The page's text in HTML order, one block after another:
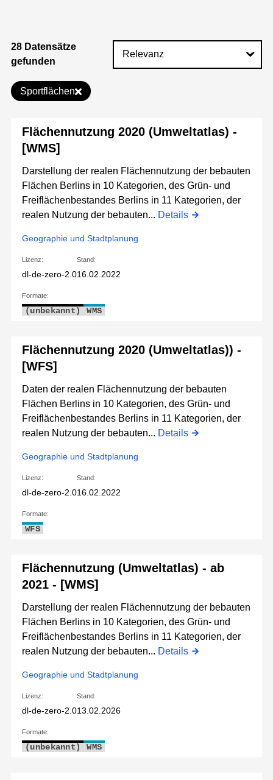
28 Datensätze
gefunden
Sportflächen
Flächennutzung 2020 (Umweltatlas) -
[WMS]
Darstellung der realen Flächennutzung der bebauten
Flächen Berlins in 10 Kategorien, des Grün- und
Freiflächenbestandes Berlins in 11 Kategorien, der
realen Nutzung der bebauten... Details
Geographie und Stadtplanung
Lizenz:
dl-de-zero-2.0
Stand:
16.02.2022
Formate:
(unbekannt) WMS
Flächennutzung 2020 (Umweltatlas)) -
[WFS]
Daten der realen Flächennutzung der bebauten
Flächen Berlins in 10 Kategorien, des Grün- und
Freiflächenbestandes Berlins in 11 Kategorien, der
realen Nutzung der bebauten... Details
Geographie und Stadtplanung
Lizenz:
dl-de-zero-2.0
Stand:
16.02.2022
Formate:
WFS
Flächennutzung (Umweltatlas) - ab
2021 - [WMS]
Darstellung der realen Flächennutzung der bebauten
Flächen Berlins in 10 Kategorien, des Grün- und
Freiflächenbestandes Berlins in 11 Kategorien, der
realen Nutzung der bebauten... Details
Geographie und Stadtplanung
Lizenz:
dl-de-zero-2.0
Stand:
13.02.2026
Formate:
(unbekannt) WMS